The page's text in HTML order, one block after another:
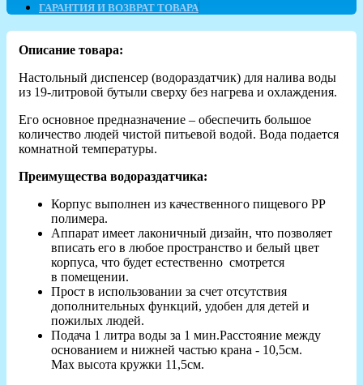
ГАРАНТИЯ И ВОЗВРАТ ТОВАРА
Описание товара:
Настольный диспенсер (водораздатчик) для налива воды
из 19-литровой бутыли сверху без нагрева и охлаждения.
Его основное предназначение – обеспечить большое
количество людей чистой питьевой водой. Вода подается
комнатной температуры.
Преимущества водораздатчика:
Корпус выполнен из качественного пищевого РР
полимера.
Аппарат имеет лаконичный дизайн, что позволяет
вписать его в любое пространство и белый цвет
корпуса, что будет естественно смотрется
в помещении.
Прост в использовании за счет отсутствия
дополнительных функций, удобен для детей и
пожилых людей.
Подача 1 литра воды за 1 мин.Расстояние между
основанием и нижней частью крана - 10,5см.
Maх высота кружки 11,5см.